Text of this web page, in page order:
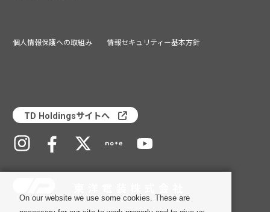
個人情報保護への取組み 情報セキュリティー基本方針
TD Holdingsサイトへ
On our website we use some cookies. These are